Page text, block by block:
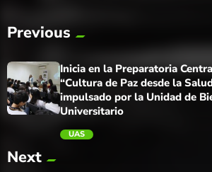
Previous
trending_flat
Inicia en la Preparatoria
“Cultura de Paz desde la
impulsado por la Unidad de
Universitario
UAS
Next